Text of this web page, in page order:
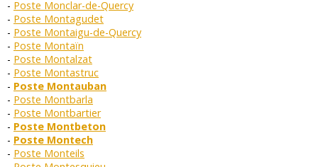
Poste Monclar-de-Quercy
Poste Montagudet
Poste Montaigu-de-Quercy
Poste Montaïn
Poste Montalzat
Poste Montastruc
Poste Montauban
Poste Montbarla
Poste Montbartier
Poste Montbeton
Poste Montech
Poste Monteils